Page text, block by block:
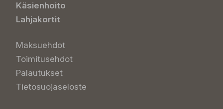
Käsienhoito
Lahjakortit
Maksuehdot
Toimitusehdot
Palautukset
Tietosuojaseloste